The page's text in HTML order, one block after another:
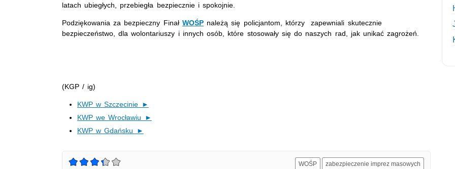
latach ubiegłych, przebiegła bezpiecznie i spokojnie.
Podziękowania za bezpieczny Finał WOŚPnależą się policjantom, którzy zapewniali skutecznie
bezpieczeństwo, dla wolontariuszy i innych osób, które stosowały się do naszych rad, jak unikać zagrożeń.
(KGP / ig)
KWP w Szczecinie ►
KWP we Wrocławiu ►
KWP w Gdańsku ►
WOŚP zabezpieczenie imprez masowych